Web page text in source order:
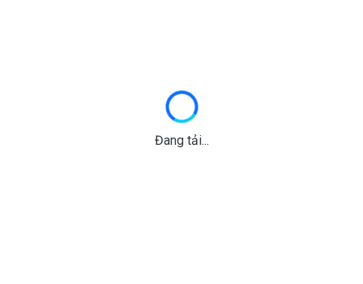
Đang tải...